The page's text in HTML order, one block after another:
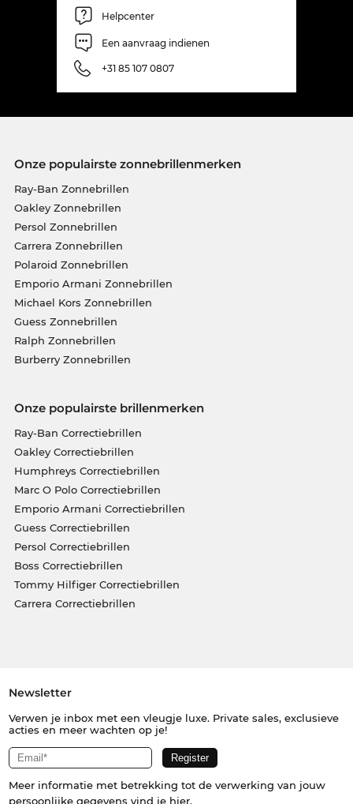
Helpcenter
Een aanvraag indienen
+31 85 107 0807
Onze populairste zonnebrillenmerken
Ray-Ban Zonnebrillen
Oakley Zonnebrillen
Persol Zonnebrillen
Carrera Zonnebrillen
Polaroid Zonnebrillen
Emporio Armani Zonnebrillen
Michael Kors Zonnebrillen
Guess Zonnebrillen
Ralph Zonnebrillen
Burberry Zonnebrillen
Onze populairste brillenmerken
Ray-Ban Correctiebrillen
Oakley Correctiebrillen
Humphreys Correctiebrillen
Marc O Polo Correctiebrillen
Emporio Armani Correctiebrillen
Guess Correctiebrillen
Persol Correctiebrillen
Boss Correctiebrillen
Tommy Hilfiger Correctiebrillen
Carrera Correctiebrillen
Newsletter
Verwen je inbox met een vleugje luxe. Private sales, exclusieve
acties en meer wachten op je!
Meer informatie met betrekking tot de verwerking van jouw
persoonlijke gegevens vind je hier.